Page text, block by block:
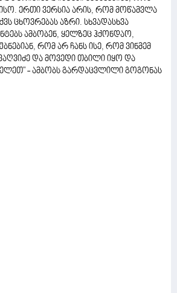
ერთი ვერსია არის, რომ მოწამვლა
ცხოვრებას აზრი. სხვადასხვა
ამბობენ, ყელზეც ჰქონდაო,
რომ არ ჩანს ისე, რომ ვინმემ
და მოვედი თბილი იყო და
- ამბობს გარდაცვლილი გოგონას